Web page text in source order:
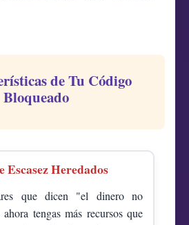
de Tu Código
Bloqueado
Escasez Heredados
que dicen "el dinero no
tengas más recursos que